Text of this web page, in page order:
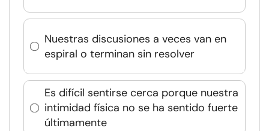
Nuestras discusiones a veces van en
espiral o terminan sin resolver
Es difícil sentirse cerca porque nuestra
intimidad física no se ha sentido fuerte
últimamente